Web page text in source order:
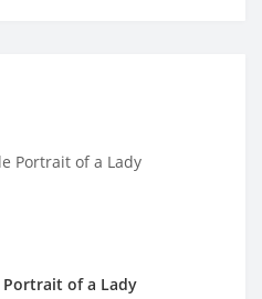
Portrait of a Lady